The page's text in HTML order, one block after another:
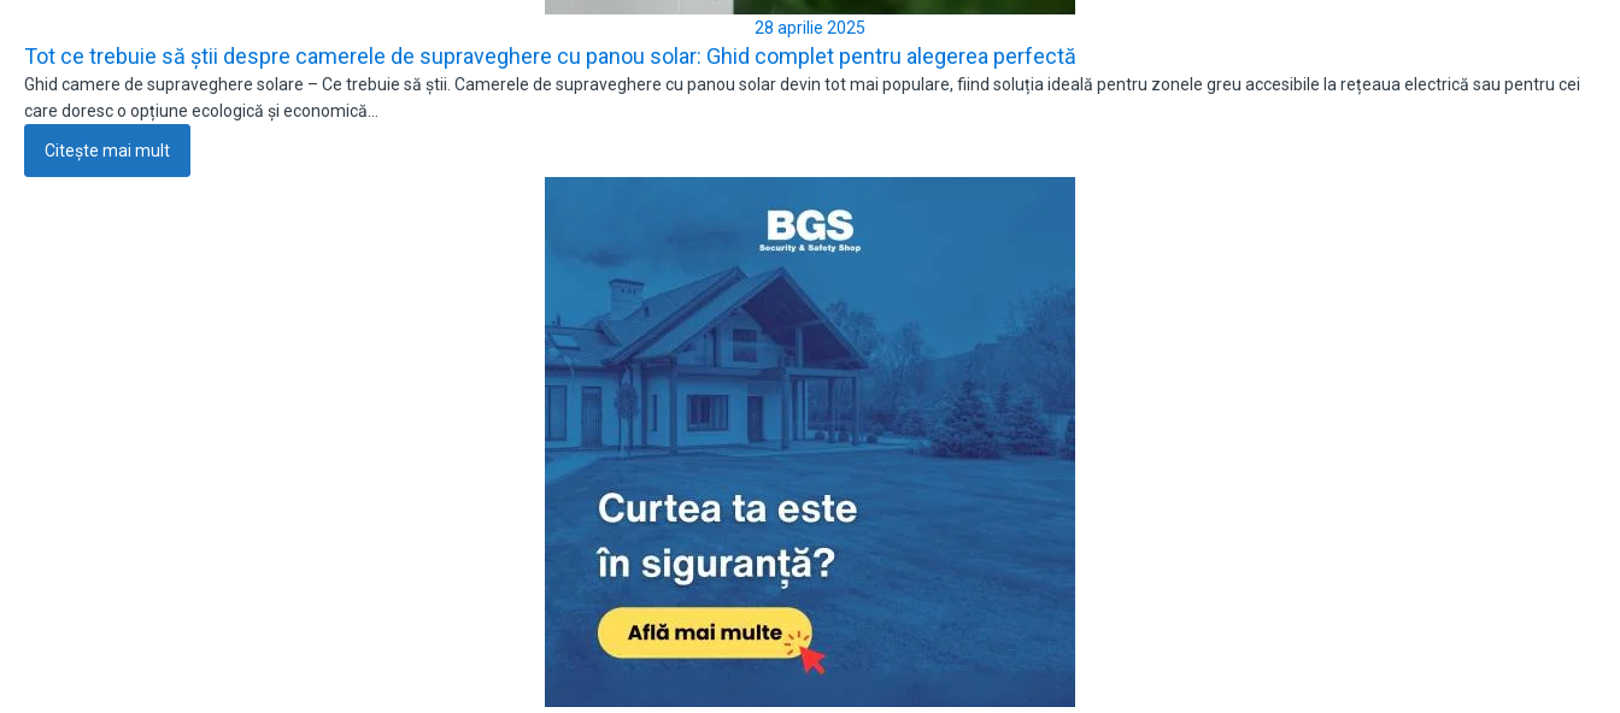
28 aprilie 2025
Tot ce trebuie să știi despre camerele de supraveghere cu panou solar: Ghid complet pentru alegerea perfectă
Ghid camere de supraveghere solare – Ce trebuie să știi. Camerele de supraveghere cu panou solar devin tot mai populare, fiind soluția ideală pentru zonele greu accesibile la rețeaua electrică sau pentru cei
care doresc o opțiune ecologică și economică…
Citește mai mult